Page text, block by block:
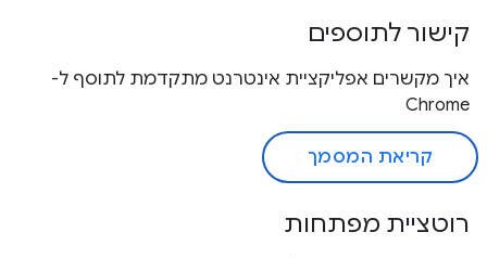
קישור לתוספים
איך מקשרים אפליקציית אינטרנט מתקדמת לתוסף ל-
Chrome
קריאת המסמך
רוטציית מפתחות